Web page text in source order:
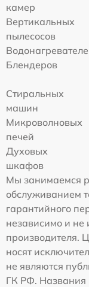
камер
Вертикальных
пылесосов
Блендеров
Стиральных
машин
Микроволновых
печей
Духовых
шкафов
Мы занимаемся
обслуживанием
гарантийного
независимо и не
производителя.
носят
не являются
ГК РФ. Названия